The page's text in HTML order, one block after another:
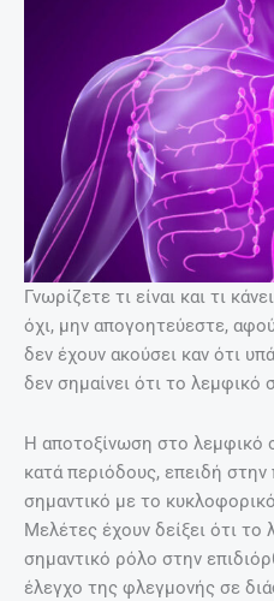
Γνωρίζετε τι είναι και τι
όχι, μην απογοητεύεστε,
δεν έχουν ακούσει καν ότι
δεν σημαίνει ότι το λεμφικό
Η αποτοξίνωση στο λεμφικό
κατά περιόδους, επειδή στην
σημαντικό με το
Μελέτες έχουν δείξει ότι το
σημαντικό ρόλο στην
έλεγχο της φλεγμονής σε